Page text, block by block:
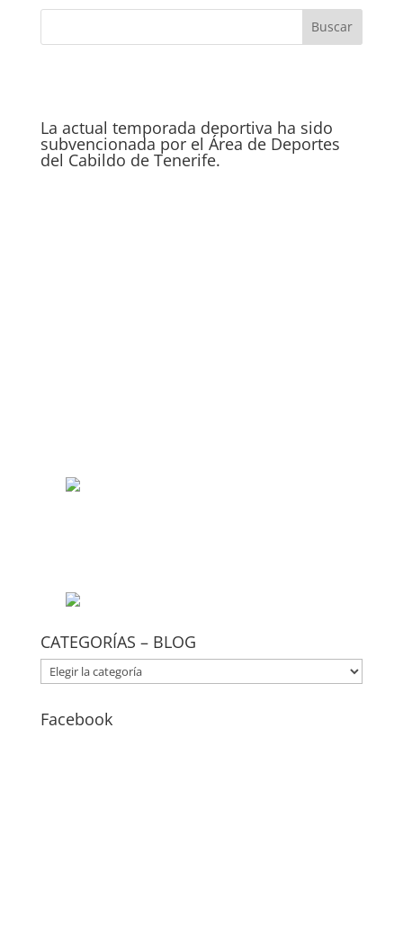
La actual temporada deportiva ha sido
subvencionada por el Área de Deportes
del Cabildo de Tenerife.
CATEGORÍAS – BLOG
CATEGORÍAS
–
Facebook